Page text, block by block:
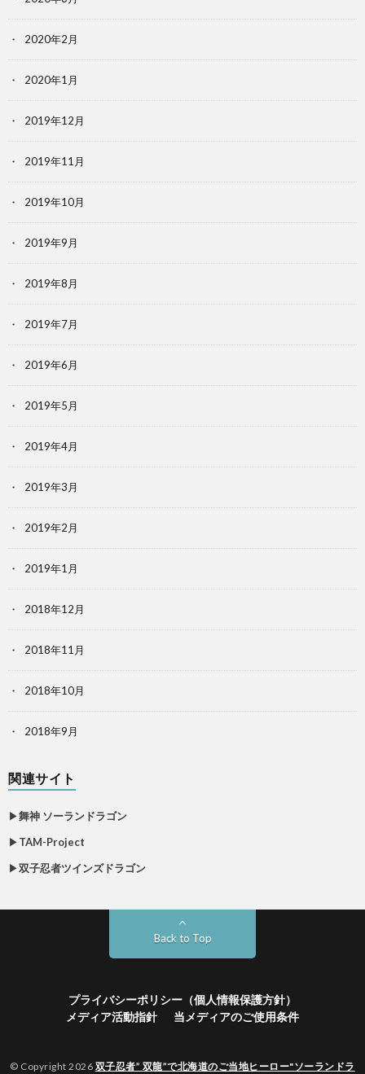
2020年2月
2020年1月
2019年12月
2019年11月
2019年10月
2019年9月
2019年8月
2019年7月
2019年6月
2019年5月
2019年4月
2019年3月
2019年2月
2019年1月
2018年12月
2018年11月
2018年10月
2018年9月
関連サイト
▶舞神 ソーランドラゴン
▶TAM-Project
▶双子忍者ツインズドラゴン
Back to Top
プライバシーポリシー（個人情報保護方針）
メディア活動指針
当メディアのご使用条件
© Copyright 2026 双子忍者” 双龍”で北海道のご当地ヒーロー"ソーランドラ